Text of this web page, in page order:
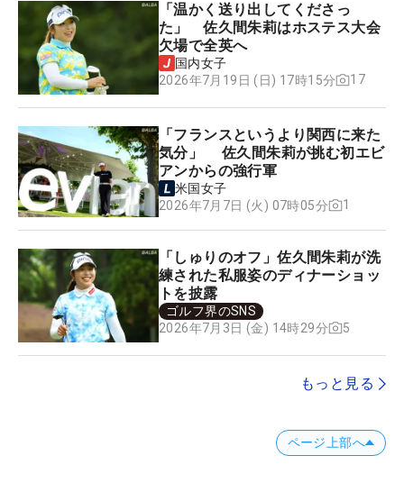
「温かく送り出してくださっ
た」 佐久間朱莉はホステス大会
欠場で全英へ
国内女子
2026年7月19日 (日) 17時15分
17
「フランスというより関西に来た
気分」 佐久間朱莉が挑む初エビ
アンからの強行軍
米国女子
2026年7月7日 (火) 07時05分
1
「しゅりのオフ」佐久間朱莉が洗
練された私服姿のディナーショッ
トを披露
ゴルフ界のSNS
2026年7月3日 (金) 14時29分
5
もっと見る
ページ上部へ